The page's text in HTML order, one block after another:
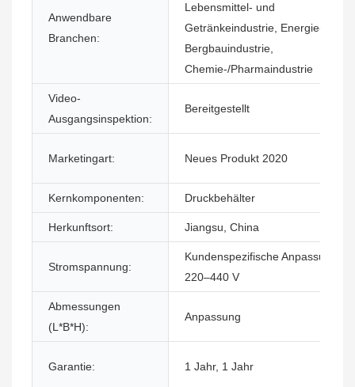
Anwendbare
Branchen:
Lebensmittel- und
Getränkeindustrie, Energie- und
Bergbauindustrie,
Chemie-/Pharmaindustrie
Video-
Ausgangsinspektion:
Bereitgestellt
Marketingart: Neues Produkt 2020
Kernkomponenten: Druckbehälter
Herkunftsort: Jiangsu, China
Stromspannung:
Kundenspezifische Anpassung,
220–440 V
Abmessungen
(L*B*H):
Anpassung
Garantie: 1 Jahr, 1 Jahr